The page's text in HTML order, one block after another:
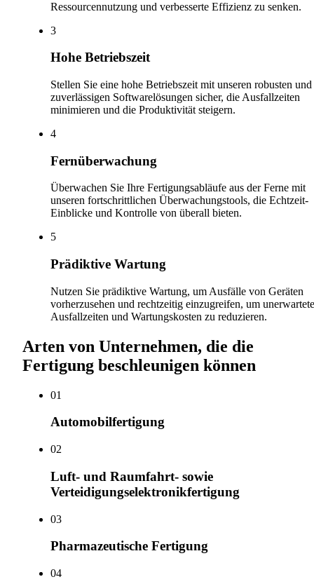
Ressourcennutzung und verbesserte Effizienz zu senken.
3
Hohe Betriebszeit
Stellen Sie eine hohe Betriebszeit mit unseren robusten und
zuverlässigen Softwarelösungen sicher, die Ausfallzeiten
minimieren und die Produktivität steigern.
4
Fernüberwachung
Überwachen Sie Ihre Fertigungsabläufe aus der Ferne mit
unseren fortschrittlichen Überwachungstools, die Echtzeit-
Einblicke und Kontrolle von überall bieten.
5
Prädiktive Wartung
Nutzen Sie prädiktive Wartung, um Ausfälle von Geräten
vorherzusehen und rechtzeitig einzugreifen, um unerwartete
Ausfallzeiten und Wartungskosten zu reduzieren.
Arten von Unternehmen, die die
Fertigung beschleunigen können
01
Automobilfertigung
02
Luft- und Raumfahrt- sowie
Verteidigungselektronikfertigung
03
Pharmazeutische Fertigung
04